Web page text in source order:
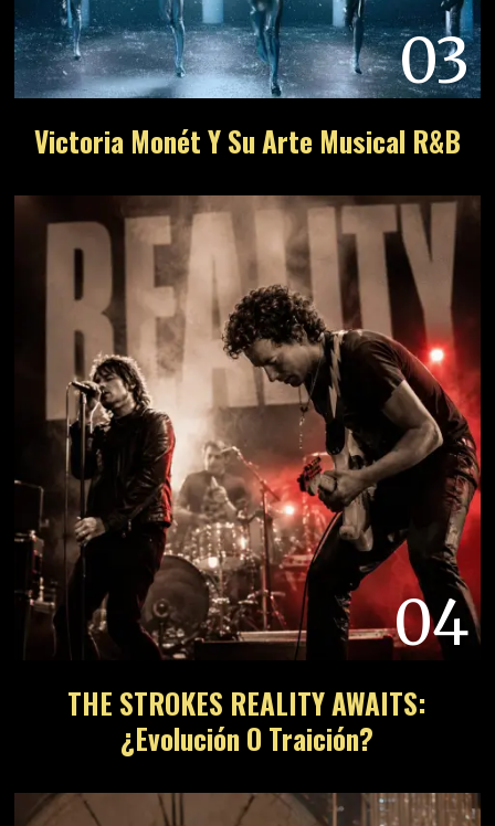
03
Victoria Monét Y Su Arte Musical R&B
04
THE STROKES REALITY AWAITS:
¿Evolución O Traición?